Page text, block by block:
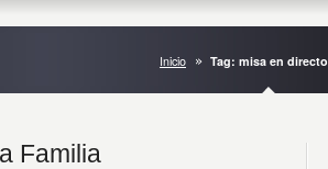
Inicio Tag: misa en directo
Familia